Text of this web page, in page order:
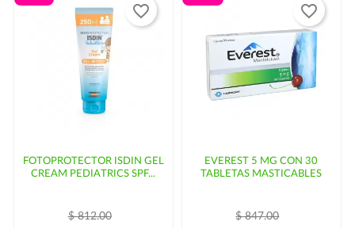
FOTOPROTECTOR ISDIN GEL
CREAM PEDIATRICS SPF...
$ 812.00
favorite_border
EVEREST 5 MG CON 30
TABLETAS MASTICABLES
$ 847.00
favorite_border